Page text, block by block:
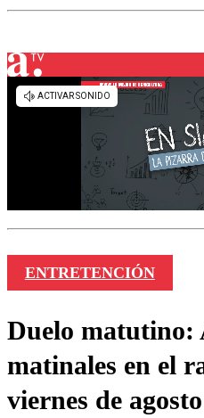
ENTRETENCIÓN
Duelo matutino:
matinales en el
viernes de agosto